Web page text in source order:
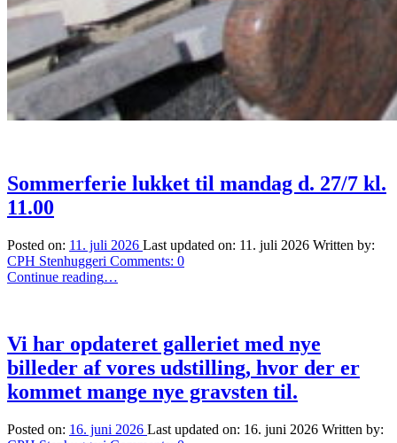
Sommerferie lukket til mandag d. 27/7 kl.
11.00
Posted on: 11. juli 2026 Last updated on: 11. juli 2026 Written by:
CPH Stenhuggeri Comments: 0
Continue reading“Sommerferie
d.
27/7
kl.
11.00”
…
Vi har opdateret galleriet med nye
billeder af vores udstilling, hvor der er
kommet mange nye gravsten til.
Posted on: 16. juni 2026 Last updated on: 16. juni 2026 Written by: